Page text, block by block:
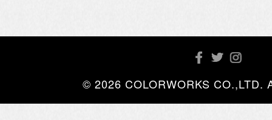
© 2026 COLORWORKS CO.,LTD.